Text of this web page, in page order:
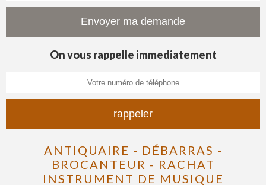
On vous rappelle immediatement
ANTIQUAIRE - DÉBARRAS -
BROCANTEUR - RACHAT
INSTRUMENT DE MUSIQUE